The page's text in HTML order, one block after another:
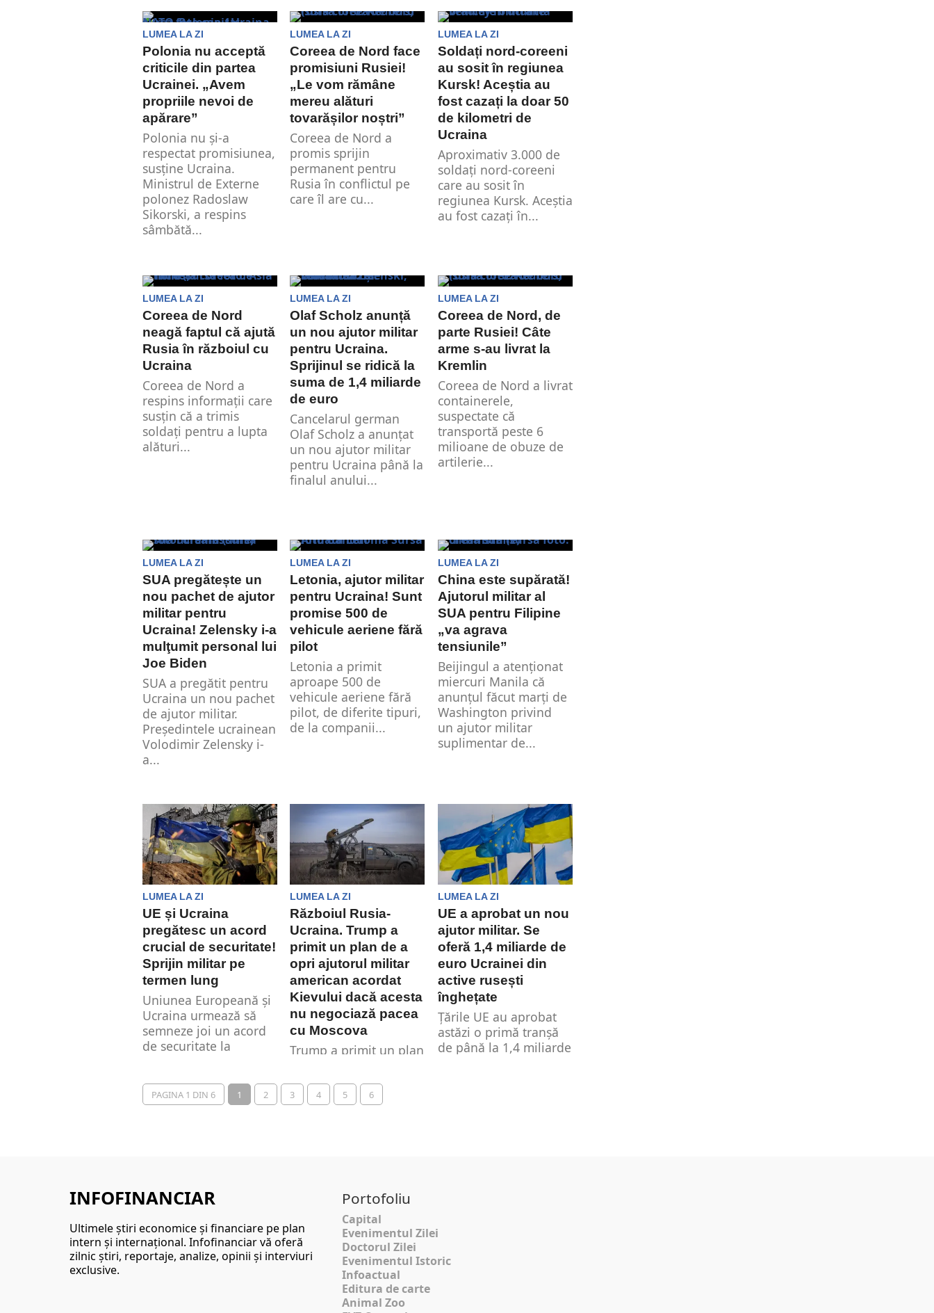
Măsura este
considerată,...
directe de arme
Ucrainei. Asta...
ales președinte...
LUMEA LA ZI
Polonia nu acceptă
criticile din partea
Ucrainei. „Avem
propriile nevoi de
apărare”
Polonia nu și-a
respectat promisiunea,
susține Ucraina.
Ministrul de Externe
polonez Radoslaw
Sikorski, a respins
sâmbătă...
LUMEA LA ZI
Coreea de Nord face
promisiuni Rusiei!
„Le vom rămâne
mereu alături
tovarășilor noștri”
Coreea de Nord a
promis sprijin
permanent pentru
Rusia în conflictul pe
care îl are cu...
LUMEA LA ZI
Soldați nord-coreeni
au sosit în regiunea
Kursk! Aceștia au
fost cazați la doar 50
de kilometri de
Ucraina
Aproximativ 3.000 de
soldați nord-coreeni
care au sosit în
regiunea Kursk. Aceștia
au fost cazați în...
LUMEA LA ZI
Coreea de Nord
neagă faptul că ajută
Rusia în războiul cu
Ucraina
Coreea de Nord a
respins informaţii care
susţin că a trimis
soldaţi pentru a lupta
alături...
LUMEA LA ZI
Olaf Scholz anunță
un nou ajutor militar
pentru Ucraina.
Sprijinul se ridică la
suma de 1,4 miliarde
de euro
Cancelarul german
Olaf Scholz a anunțat
un nou ajutor militar
pentru Ucraina până la
finalul anului...
LUMEA LA ZI
Coreea de Nord, de
parte Rusiei! Câte
arme s-au livrat la
Kremlin
Coreea de Nord a livrat
containerele,
suspectate că
transportă peste 6
milioane de obuze de
artilerie...
LUMEA LA ZI
SUA pregătește un
nou pachet de ajutor
militar pentru
Ucraina! Zelensky i-a
mulţumit personal lui
Joe Biden
SUA a pregătit pentru
Ucraina un nou pachet
de ajutor militar.
Preşedintele ucrainean
Volodimir Zelensky i-
a...
LUMEA LA ZI
Letonia, ajutor militar
pentru Ucraina! Sunt
promise 500 de
vehicule aeriene fără
pilot
Letonia a primit
aproape 500 de
vehicule aeriene fără
pilot, de diferite tipuri,
de la companii...
LUMEA LA ZI
China este supărată!
Ajutorul militar al
SUA pentru Filipine
„va agrava
tensiunile”
Beijingul a atenţionat
miercuri Manila că
anunţul făcut marţi de
Washington privind
un ajutor militar
suplimentar de...
LUMEA LA ZI
UE și Ucraina
pregătesc un acord
crucial de securitate!
Sprijin militar pe
termen lung
Uniunea Europeană și
Ucraina urmează să
semneze joi un acord
de securitate la
LUMEA LA ZI
Războiul Rusia-
Ucraina. Trump a
primit un plan de a
opri ajutorul militar
american acordat
Kievului dacă acesta
nu negociază pacea
cu Moscova
Trump a primit un plan
ajutorului militar
american acordat
LUMEA LA ZI
UE a aprobat un nou
ajutor militar. Se
oferă 1,4 miliarde de
euro Ucrainei din
active rusești
înghețate
Țările UE au aprobat
astăzi o primă tranșă
de până la 1,4 miliarde
PAGINA 1 DIN 6 1 2 3 4 5 6
INFOFINANCIAR
Ultimele ştiri economice şi financiare pe plan
intern şi internaţional. Infofinanciar vă oferă
zilnic ştiri, reportaje, analize, opinii şi interviuri
exclusive.
Portofoliu
Capital
Evenimentul Zilei
Doctorul Zilei
Evenimentul Istoric
Infoactual
Editura de carte
Animal Zoo